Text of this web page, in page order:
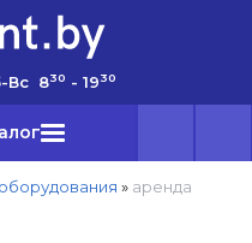
Вс 830 - 1930
» аренда